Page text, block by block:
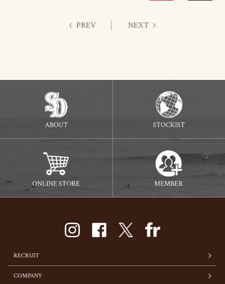
PREV NEXT
RECRUIT
COMPANY